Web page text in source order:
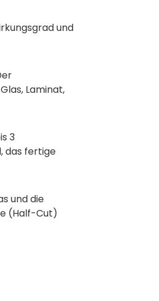
und
Laminat,
3
das fertige
und die
(Half-Cut)